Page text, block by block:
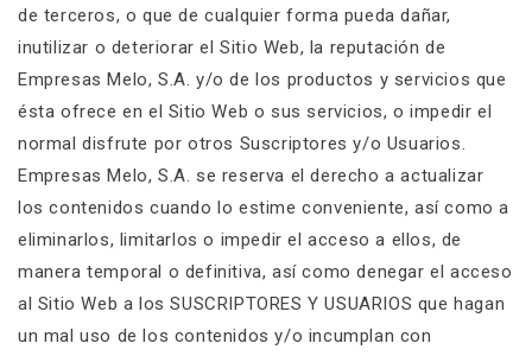
de terceros, o que de cualquier forma pueda dañar,
inutilizar o deteriorar el Sitio Web, la reputación de
Empresas Melo, S.A. y/o de los productos y servicios que
ésta ofrece en el Sitio Web o sus servicios, o impedir el
normal disfrute por otros Suscriptores y/o Usuarios.
Empresas Melo, S.A. se reserva el derecho a actualizar
los contenidos cuando lo estime conveniente, así como a
eliminarlos, limitarlos o impedir el acceso a ellos, de
manera temporal o definitiva, así como denegar el acceso
al Sitio Web a los SUSCRIPTORES Y USUARIOS que hagan
un mal uso de los contenidos y/o incumplan con